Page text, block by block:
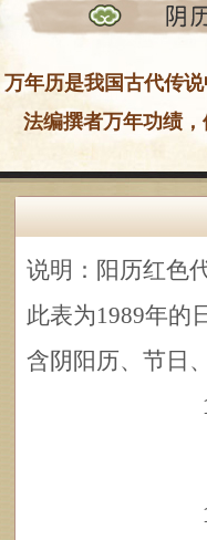
万年历是我国古代传
法编撰者万年功绩
说明：阳历红色
此表为1989年的
含阴阳历、节日